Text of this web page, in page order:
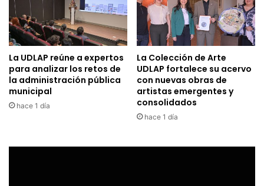
La UDLAP reúne a expertos
para analizar los retos de
la administración pública
municipal
hace 1 día
La Colección de Arte
UDLAP fortalece su acervo
con nuevas obras de
artistas emergentes y
consolidados
hace 1 día